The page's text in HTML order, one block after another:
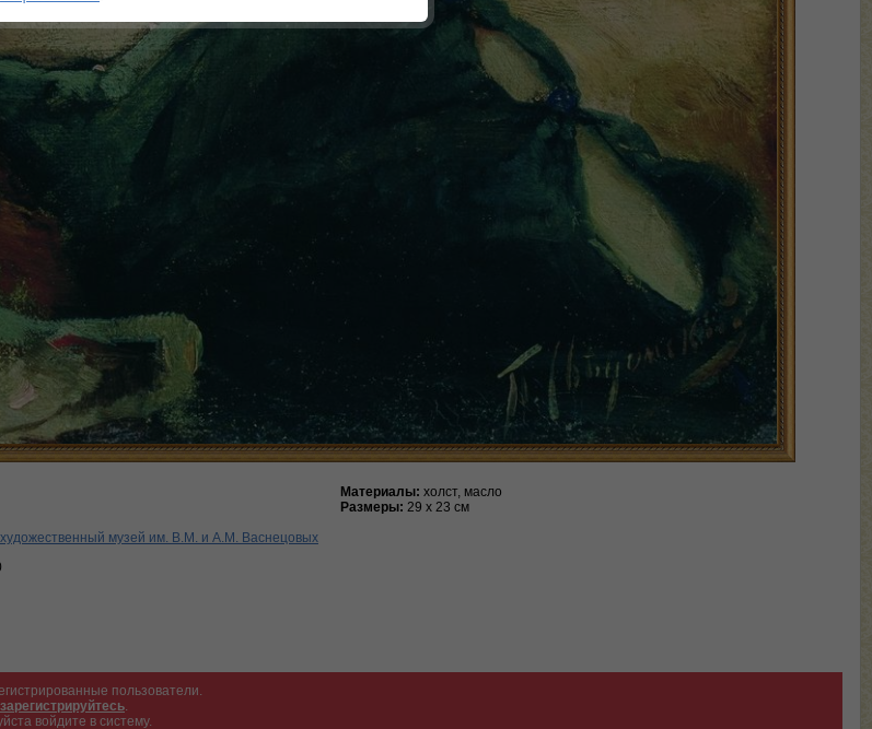
художественный музей им. В.М. и А.М. Васнецовых
Материалы: холст, масло
Размеры: 29 х 23 см
пользователи.
зарегистрируйтесь.
войдите в систему.